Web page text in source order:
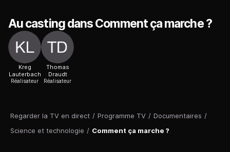
Regarder la TV en direct / Programme TV / Documentaires /
Science et technologie / Comment ça marche ?
Au casting dans Comment ça marche ?
Kreg
Lauterbach
Réalisateur
Thomas
Draudt
Réalisateur